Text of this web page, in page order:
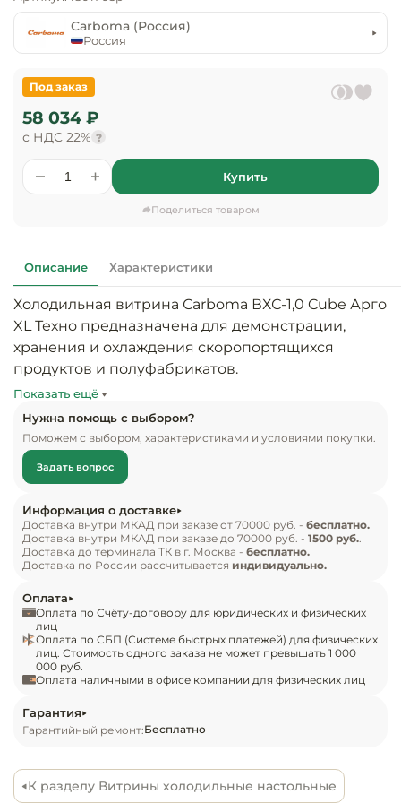
Посуда и
приборы
общепита
Линии
Весовое
Оснащение
Оснащение
Оснащение
Разработка
торгового
оборудования
Carboma (Россия)
Россия
58 034 ₽
с НДС 22% ?
Под заказ
Купить
Поделиться товаром
Описание Характеристики
Холодильная витрина Сarboma ВХС-1,0 Cube Арго
XL Техно предназначена для демонстрации,
хранения и охлаждения скоропортящихся
продуктов и полуфабрикатов.
Особенности модели:
холодильный агрегат Electrolux, Samsung;
хладагент: R600a
тип охлаждения: статический.
контроллер;
пенополиуретановая изоляция корпуса,
столешницы;
нержавеющей стали;
неохлаждаемая полка;
LED подсветка;
прямое стекло;
Показать ещё
Нужна помощь с выбором?
Поможем с выбором, характеристиками и условиями покупки.
Задать вопрос
Информация о доставке
Доставка внутри МКАД при заказе от 70000 руб. - бесплатно.
Доставка внутри МКАД при заказе до 70000 руб. - 1500 руб..
Доставка до терминала ТК в г. Москва - бесплатно.
Доставка по России рассчитывается индивидуально.
Оплата
Оплата по Счёту-договору для юридических и физических
лиц
Оплата по СБП (Системе быстрых платежей) для физических
лиц. Стоимость одного заказа не может превышать 1 000
000 руб.
Оплата наличными в офисе компании для физических лиц
Гарантия
Гарантийный ремонт:Бесплатно
К разделу Витрины холодильные настольные